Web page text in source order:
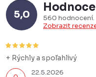
5,0
560 hodnocení
Zobrazit
22.5.2026
+ Rýchly a spoľahlivý